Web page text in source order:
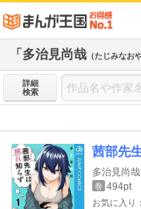
「多治見尚哉 （たじみなおや
詳細
検索
茜部先
多治見尚哉
巻 494pt
お気に入り